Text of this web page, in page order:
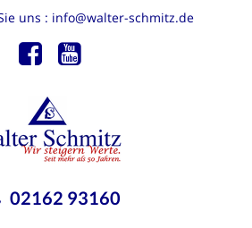
uns : info@walter-schmitz.de
02162 93160